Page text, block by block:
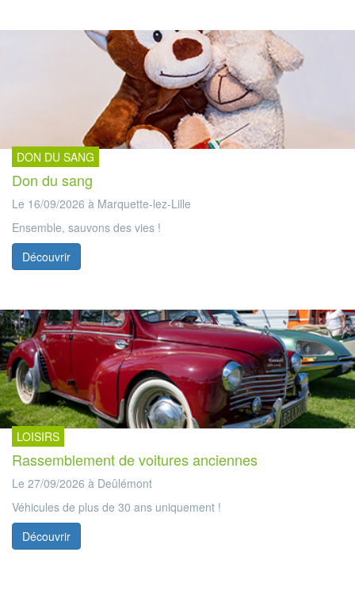
DON DU SANG
Don du sang
Le 16/09/2026 à Marquette-lez-Lille
Ensemble, sauvons des vies !
Découvrir
LOISIRS
Rassemblement de voitures anciennes
Le 27/09/2026 à Deûlémont
Véhicules de plus de 30 ans uniquement !
Découvrir